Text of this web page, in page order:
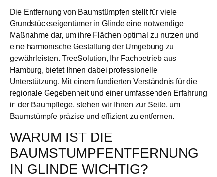
Die Entfernung von Baumstümpfen stellt für viele
Grundstückseigentümer in Glinde eine notwendige
Maßnahme dar, um ihre Flächen optimal zu nutzen und
eine harmonische Gestaltung der Umgebung zu
gewährleisten. TreeSolution, Ihr Fachbetrieb aus
Hamburg, bietet Ihnen dabei professionelle
Unterstützung. Mit einem fundierten Verständnis für die
regionale Gegebenheit und einer umfassenden Erfahrung
in der Baumpflege, stehen wir Ihnen zur Seite, um
Baumstümpfe präzise und effizient zu entfernen.
WARUM IST DIE
BAUMSTUMPFENTFERNUNG
IN GLINDE WICHTIG?